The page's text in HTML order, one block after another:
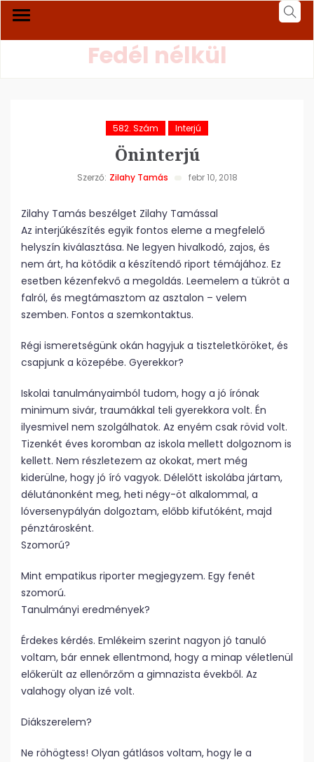
Fedél nélkül
582. Szám Interjú
Öninterjú
Szerző: Zilahy Tamás febr 10, 2018
Zilahy Tamás beszélget Zilahy Tamással
Az interjúkészítés egyik fontos eleme a megfelelő
helyszín kiválasztása. Ne legyen hivalkodó, zajos, és
nem árt, ha kötődik a készítendő riport témájához. Ez
esetben kézenfekvő a megoldás. Leemelem a tükröt a
falról, és megtámasztom az asztalon – velem
szemben. Fontos a szemkontaktus.
Régi ismeretségünk okán hagyjuk a tiszteletköröket, és
csapjunk a közepébe. Gyerekkor?
Iskolai tanulmányaimból tudom, hogy a jó írónak
minimum sivár, traumákkal teli gyerekkora volt. Én
ilyesmivel nem szolgálhatok. Az enyém csak rövid volt.
Tizenkét éves koromban az iskola mellett dolgoznom is
kellett. Nem részletezem az okokat, mert még
kiderülne, hogy jó író vagyok. Délelőtt iskolába jártam,
délutánonként meg, heti négy-öt alkalommal, a
lóversenypályán dolgoztam, előbb kifutóként, majd
pénztárosként.
Szomorú?
Mint empatikus riporter megjegyzem. Egy fenét
szomorú.
Tanulmányi eredmények?
Érdekes kérdés. Emlékeim szerint nagyon jó tanuló
voltam, bár ennek ellentmond, hogy a minap véletlenül
előkerült az ellenőrzőm a gimnazista évekből. Az
valahogy olyan izé volt.
Diákszerelem?
Ne röhögtess! Olyan gátlásos voltam, hogy le a